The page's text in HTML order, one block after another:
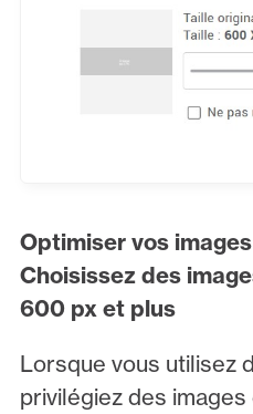
Optimiser vos
Choisissez des
600 px et plus
Lorsque vous utilisez
privilégiez des